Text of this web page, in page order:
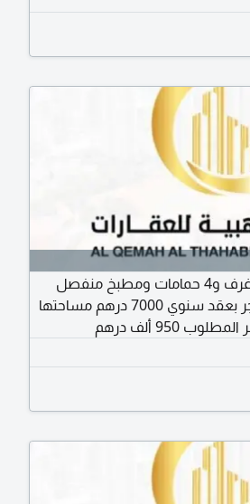
للبيع فيلا في الشهباء طابق واحد 5 غرف و4 حمامات ومطبخ منفصل
وكراج سيارة كبير مغطاة بمظلة مؤجر بعقد سنوي 7000 درهم مساحتها